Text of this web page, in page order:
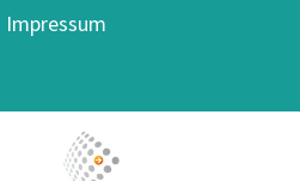
Impressum